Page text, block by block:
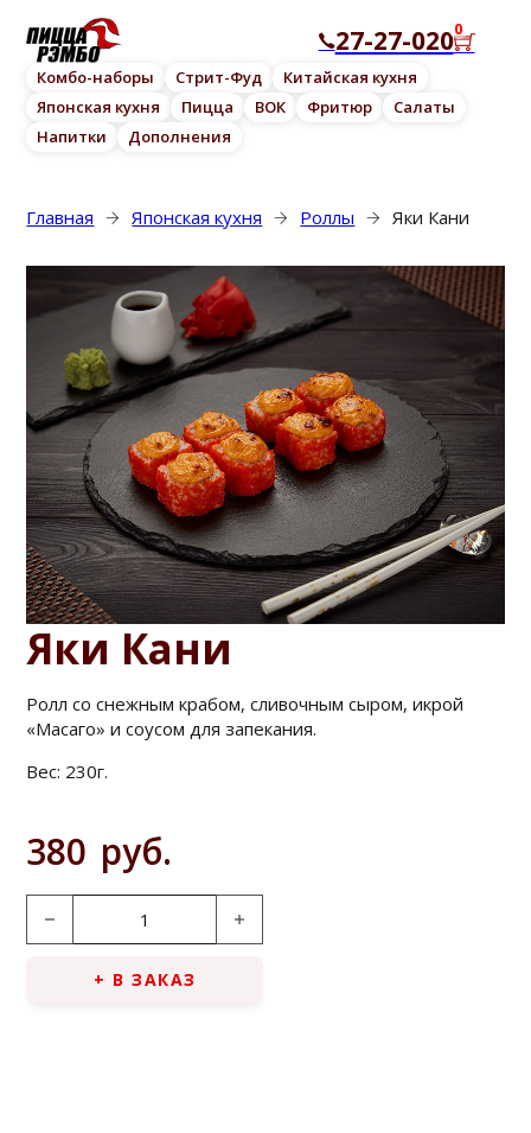
27-27-0200
Комбо-наборы Стрит-Фуд
Китайская кухня
Японская кухня
Пицца ВОК Фритюр
Салаты
Напитки
Дополнения
Главная Японская кухня Роллы Яки Кани
Яки Кани
Ролл со снежным крабом, сливочным сыром, икрой
«Масаго» и соусом для запекания.
Вес: 230г.
380 руб.
+ В ЗАКАЗ